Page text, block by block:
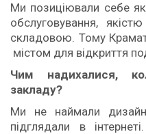
Ми позиціювали себе
обслуговування,
складовою. Тому
містом для відкриття
Чим надихалися,
закладу?
Ми не наймали
підглядали в